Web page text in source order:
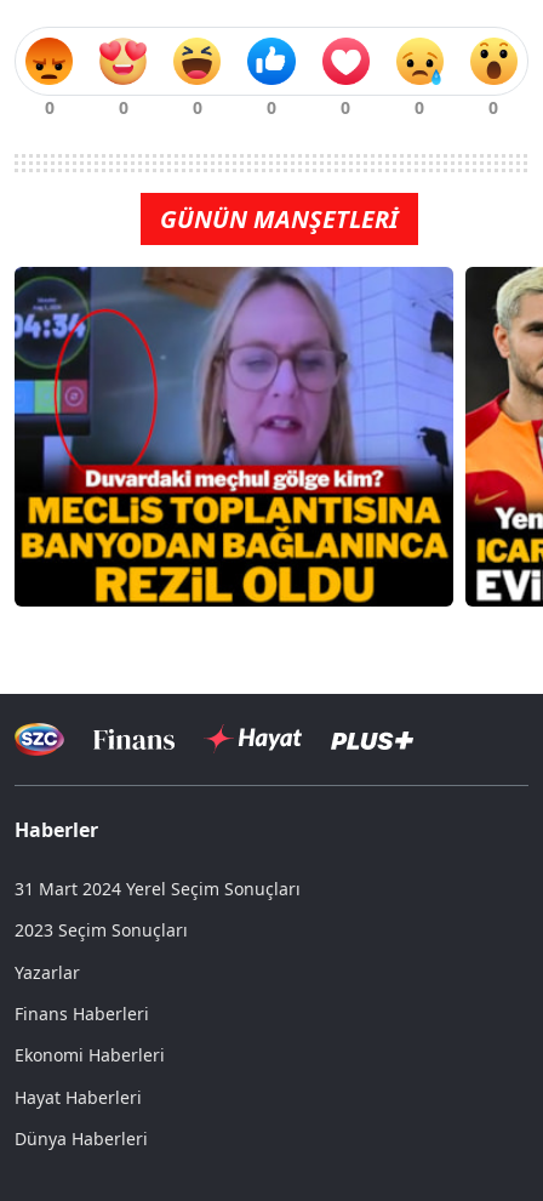
GÜNÜN MANŞETLERİ
Haberler
31 Mart 2024 Yerel Seçim Sonuçları
2023 Seçim Sonuçları
Yazarlar
Finans Haberleri
Ekonomi Haberleri
Hayat Haberleri
Dünya Haberleri